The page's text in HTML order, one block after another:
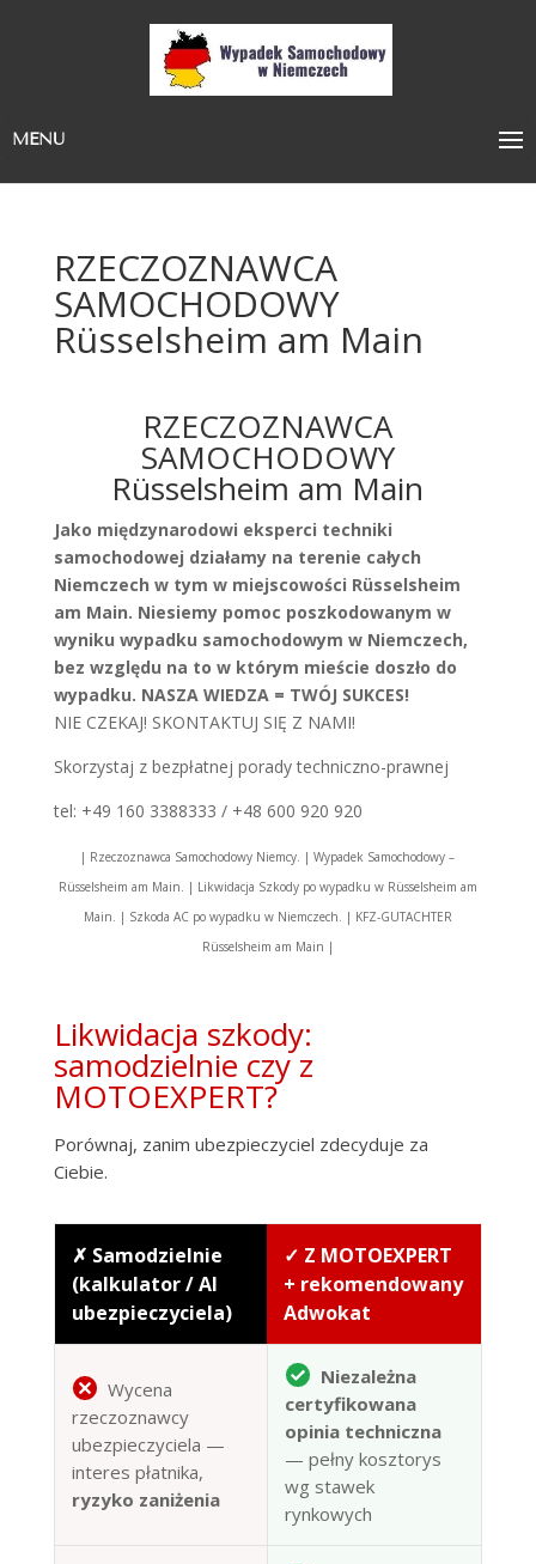
MENU
RZECZOZNAWCA
SAMOCHODOWY
Rüsselsheim am Main
RZECZOZNAWCA
SAMOCHODOWY
Rüsselsheim am Main
Jako międzynarodowi eksperci techniki
samochodowej działamy na terenie całych
Niemczech w tym w miejscowości Rüsselsheim
am Main. Niesiemy pomoc poszkodowanym w
wyniku wypadku samochodowym w Niemczech,
bez względu na to w którym mieście doszło do
wypadku. NASZA WIEDZA = TWÓJ SUKCES!
NIE CZEKAJ! SKONTAKTUJ SIĘ Z NAMI!
Skorzystaj z bezpłatnej porady techniczno-prawnej
tel: +49 160 3388333 / +48 600 920 920
| Rzeczoznawca Samochodowy Niemcy. | Wypadek Samochodowy –
Rüsselsheim am Main. | Likwidacja Szkody po wypadku w Rüsselsheim am
Main. | Szkoda AC po wypadku w Niemczech. | KFZ-GUTACHTER
Rüsselsheim am Main |
Likwidacja szkody:
samodzielnie czy z
MOTOEXPERT?
Porównaj, zanim ubezpieczyciel zdecyduje za
Ciebie.
✗ Samodzielnie
(kalkulator / AI
ubezpieczyciela)
✓ Z MOTOEXPERT
+ rekomendowany
Adwokat
Wycena
rzeczoznawcy
ubezpieczyciela —
interes płatnika,
ryzyko zaniżenia
Niezależna
certyfikowana
opinia techniczna
— pełny kosztorys
wg stawek
rynkowych